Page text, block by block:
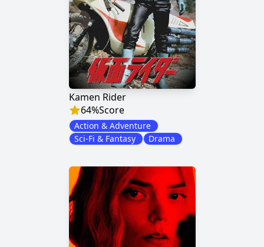
Kamen Rider
64%Score
Action & Adventure
Sci-Fi & Fantasy
Drama